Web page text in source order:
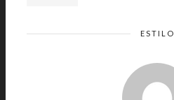
ESTILO